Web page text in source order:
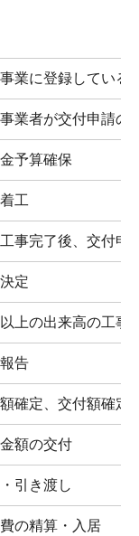
業に登録している
業者が交付申請の
予算確保
工
事完了後、交付申
定
上の出来高の工事
告
確定、交付額確定
額の交付
引き渡し
の精算・入居